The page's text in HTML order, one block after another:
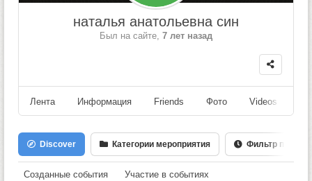
наталья анатольевна син
Был на сайте, 7 лет назад
Лента Информация Friends Фото Videos
Discover Категории мероприятия Фильтр по Дате
Созданные события Участие в событиях